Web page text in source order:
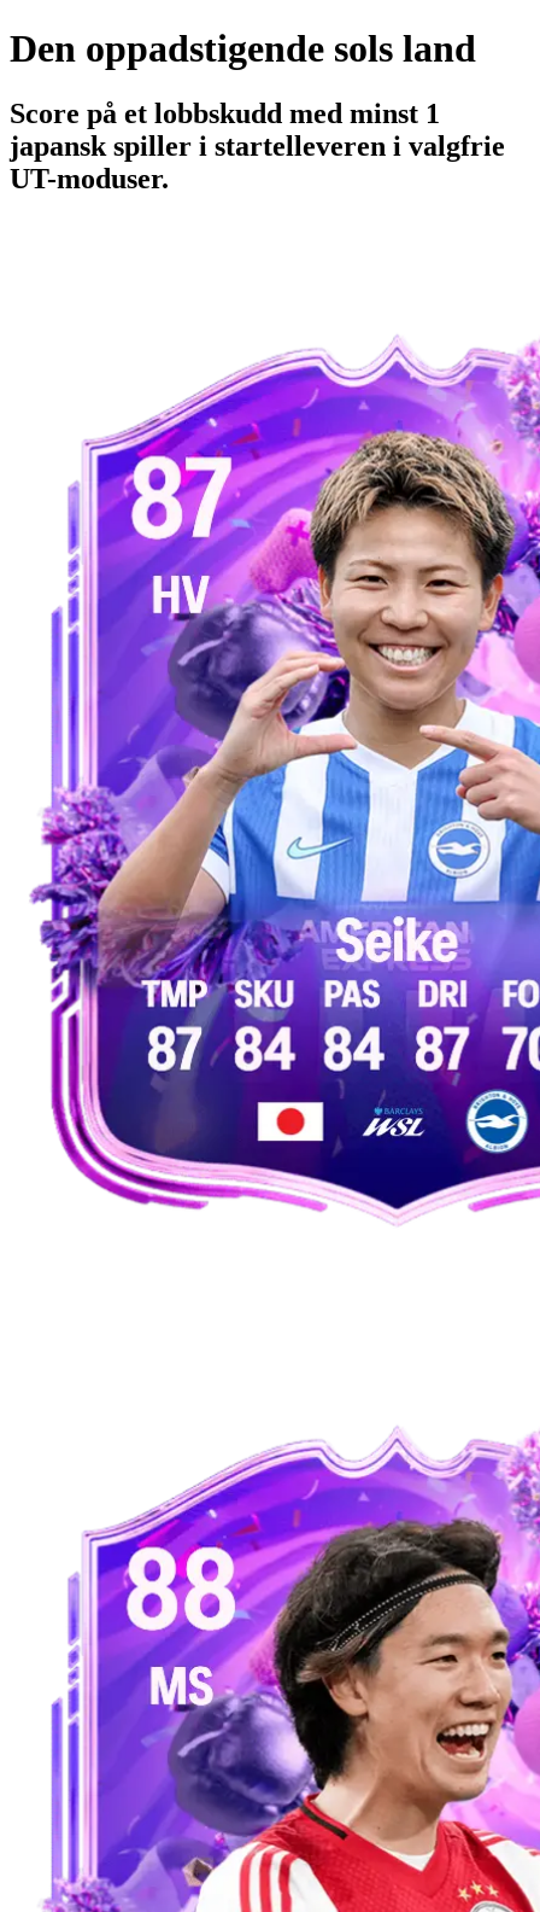
Den oppadstigende sols land
Score på et lobbskudd med minst 1
japansk spiller i startelleveren i valgfrie
UT-moduser.